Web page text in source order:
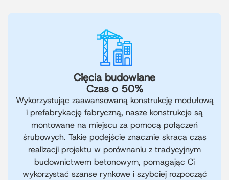
Cięcia budowlane
Czas o 50%
Wykorzystując zaawansowaną konstrukcję modułową
i prefabrykację fabryczną, nasze konstrukcje są
montowane na miejscu za pomocą połączeń
śrubowych. Takie podejście znacznie skraca czas
realizacji projektu w porównaniu z tradycyjnym
budownictwem betonowym, pomagając Ci
wykorzystać szanse rynkowe i szybciej rozpocząć